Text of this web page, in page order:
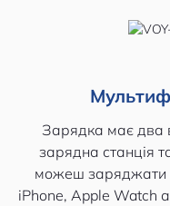
Зарядка має два
зарядна станція
можеш заряджати
iPhone, Apple Watch